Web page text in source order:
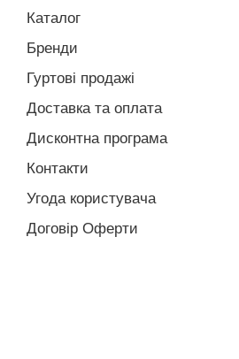
Каталог
Бренди
Гуртові продажі
Доставка та оплата
Дисконтна програма
Контакти
Угода користувача
Договір Оферти